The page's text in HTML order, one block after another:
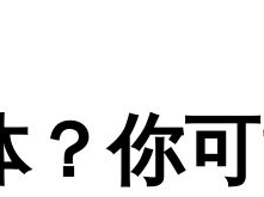
？你